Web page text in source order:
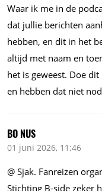
Waar ik me in de
dat jullie berichten
hebben, en dit in het
altijd met naam en
het is geweest. Doe
en hebben dat niet
BO NUS
01 juni 2026, 11:46
@ Sjak. Fanreizen
Stichting B-side zeker